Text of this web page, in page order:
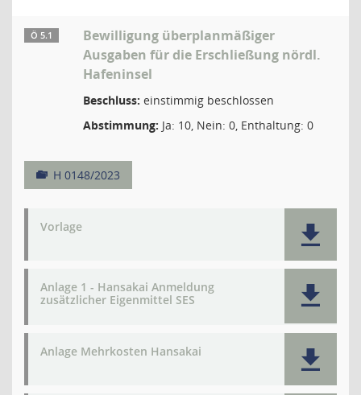
Ö 5.1
Bewilligung überplanmäßiger
Ausgaben für die Erschließung nördl.
Hafeninsel
Beschluss: einstimmig beschlossen
Abstimmung: Ja: 10, Nein: 0, Enthaltung: 0
H 0148/2023
Vorlage
Anlage 1 - Hansakai Anmeldung
zusätzlicher Eigenmittel SES
Anlage Mehrkosten Hansakai